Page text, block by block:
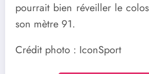
pourrait bien réveiller le
son mètre 91.
Crédit photo : IconSport